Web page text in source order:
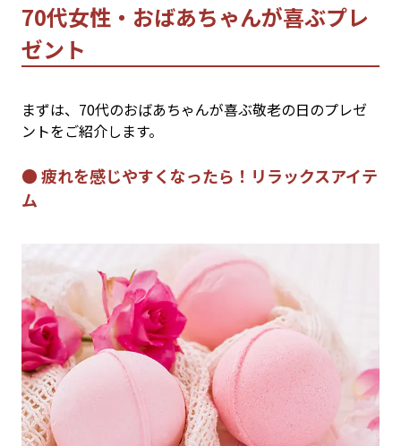
70代女性・おばあちゃんが喜ぶプレ
ゼント
まずは、70代のおばあちゃんが喜ぶ敬老の日のプレゼ
ントをご紹介します。
● 疲れを感じやすくなったら！リラックスアイテ
ム